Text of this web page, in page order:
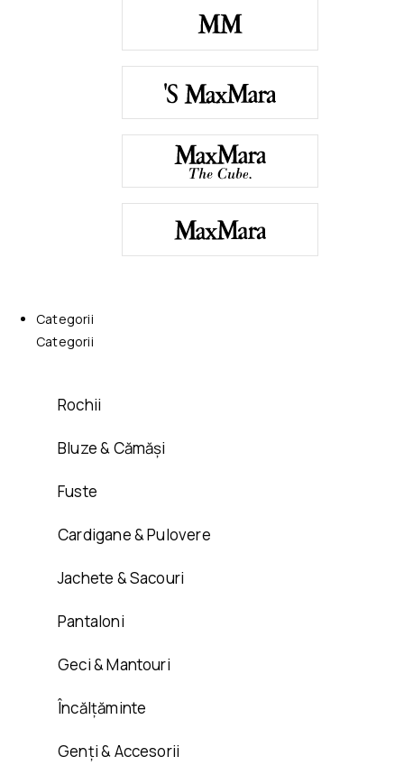
Categorii
Categorii
Rochii
Bluze & Cămăși
Fuste
Cardigane & Pulovere
Jachete & Sacouri
Pantaloni
Geci & Mantouri
Încălțăminte
Genți & Accesorii